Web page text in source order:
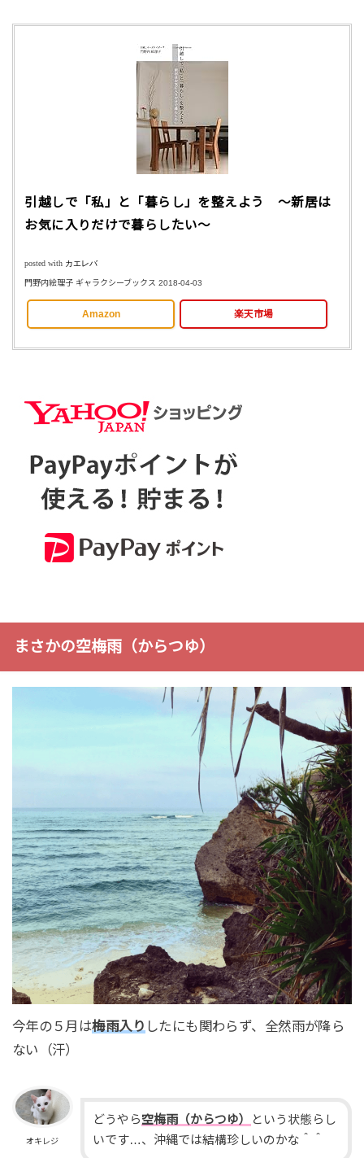
引越しで「私」と「暮らし」を整えよう ～新居は
お気に入りだけで暮らしたい～
posted with カエレバ
門野内絵理子 ギャラクシーブックス 2018-04-03
Amazon 楽天市場
まさかの空梅雨（からつゆ）
今年の５月は梅雨入り したにも関わらず、全然雨が降ら
ない（汗）
オキレジ
どうやら空梅雨（からつゆ）
という状態らし
いです…、沖縄では結構珍しいのかな＾＾